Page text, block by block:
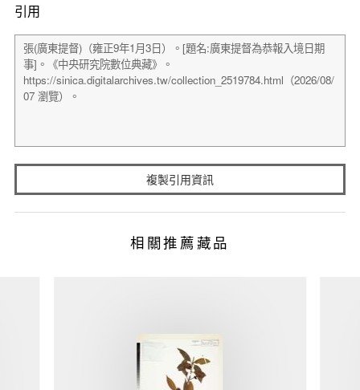
引用
複製引用資訊
相關推薦藏品